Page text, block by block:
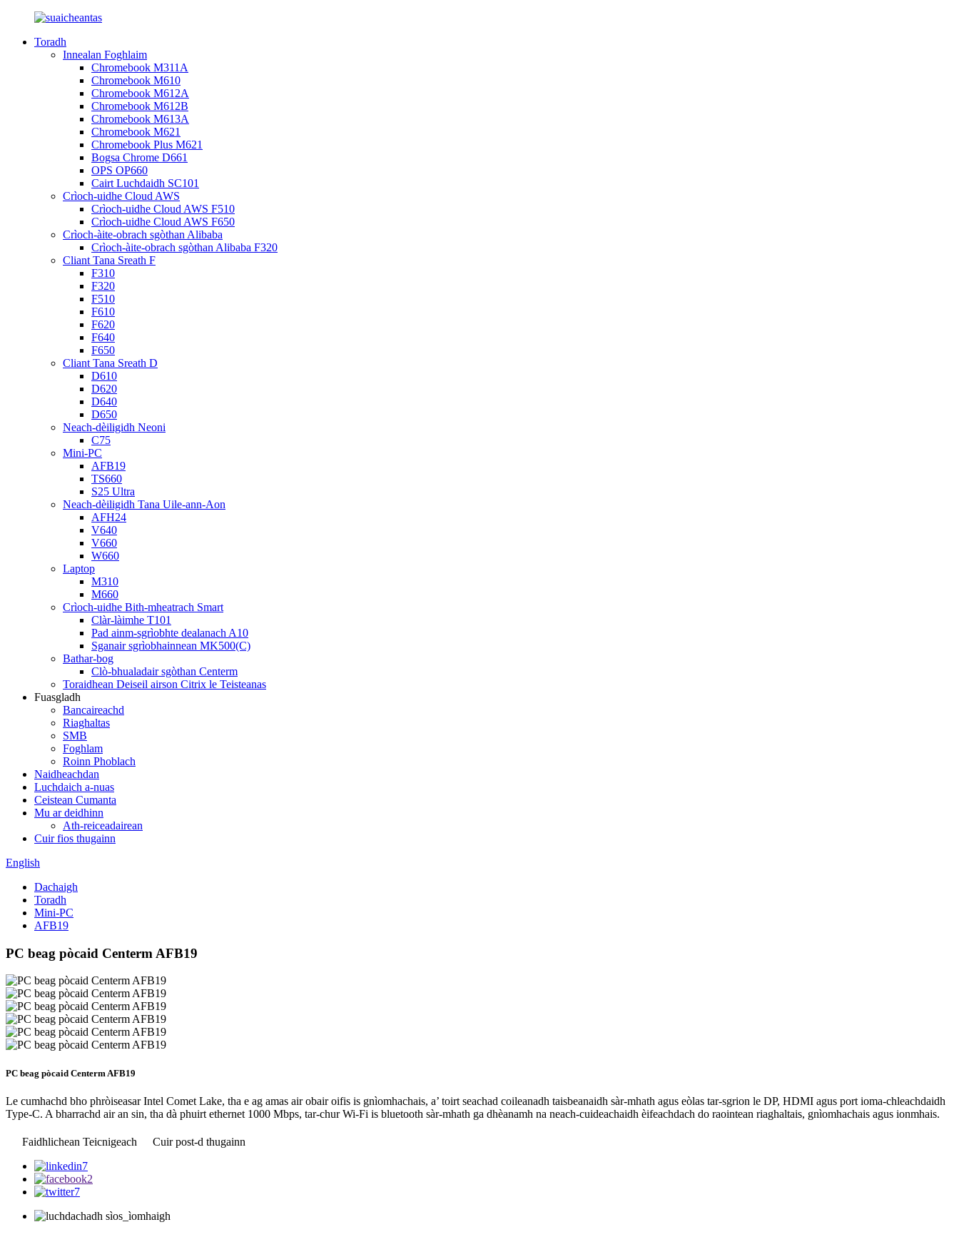
Toradh
Innealan Foghlaim
Chromebook M311A
Chromebook M610
Chromebook M612A
Chromebook M612B
Chromebook M613A
Chromebook M621
Chromebook Plus M621
Bogsa Chrome D661
OPS OP660
Cairt Luchdaidh SC101
Crìoch-uidhe Cloud AWS
Crìoch-uidhe Cloud AWS F510
Crìoch-uidhe Cloud AWS F650
Crìoch-àite-obrach sgòthan Alibaba
Crìoch-àite-obrach sgòthan Alibaba F320
Cliant Tana Sreath F
F310
F320
F510
F610
F620
F640
F650
Cliant Tana Sreath D
D610
D620
D640
D650
Neach-dèiligidh Neoni
C75
Mini-PC
AFB19
TS660
S25 Ultra
Neach-dèiligidh Tana Uile-ann-Aon
AFH24
V640
V660
W660
Laptop
M310
M660
Crìoch-uidhe Bith-mheatrach Smart
Clàr-làimhe T101
Pad ainm-sgrìobhte dealanach A10
Sganair sgrìobhainnean MK500(C)
Bathar-bog
Clò-bhualadair sgòthan Centerm
Toraidhean Deiseil airson Citrix le Teisteanas
Fuasgladh
Bancaireachd
Riaghaltas
SMB
Foghlam
Roinn Phoblach
Naidheachdan
Luchdaich a-nuas
Ceistean Cumanta
Mu ar deidhinn
Ath-reiceadairean
Cuir fios thugainn
English
Dachaigh
Toradh
Mini-PC
AFB19
PC beag pòcaid Centerm AFB19
PC beag pòcaid Centerm AFB19
Le cumhachd bho phròiseasar Intel Comet Lake, tha e ag amas air obair oifis is gnìomhachais, a’ toirt seachad coileanadh taisbeanaidh sàr-mhath agus eòlas tar-sgrion le DP, HDMI agus port ioma-chleachdaidh
Type-C. A bharrachd air an sin, tha dà phuirt ethernet 1000 Mbps, tar-chur Wi-Fi is bluetooth sàr-mhath ga dhèanamh na neach-cuideachaidh èifeachdach do raointean riaghaltais, gnìomhachais agus ionmhais.
Faidhlichean Teicnigeach Cuir post-d thugainn